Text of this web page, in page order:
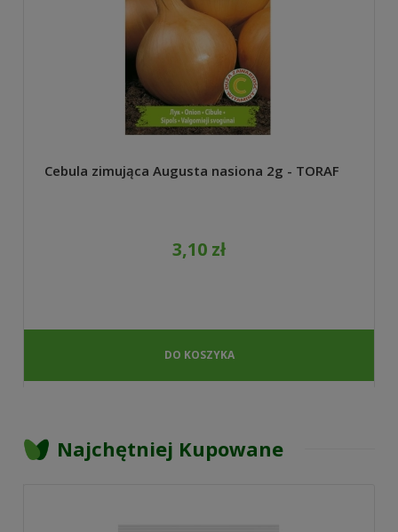
Cebula zimująca Augusta nasiona 2g - TORAF
3,10 zł
DO KOSZYKA
Najchętniej Kupowane